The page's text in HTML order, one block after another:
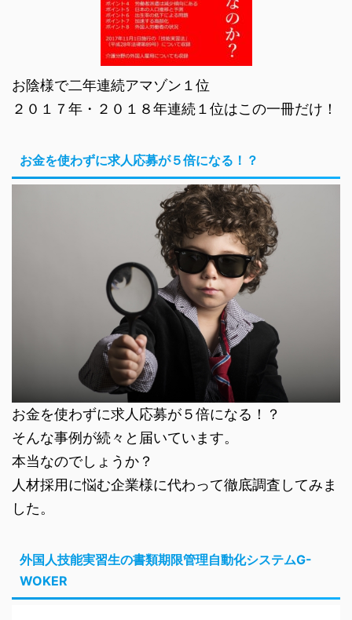
お陰様で二年連続アマゾン１位
２０１７年・２０１８年連続１位はこの一冊だけ！
お金を使わずに求人応募が５倍になる！？
お金を使わずに求人応募が５倍になる！？
そんな事例が続々と届いています。
本当なのでしょうか？
人材採用に悩む企業様に代わって徹底調査してみま
した。
外国人技能実習生の書類期限管理自動化システムG-
WOKER